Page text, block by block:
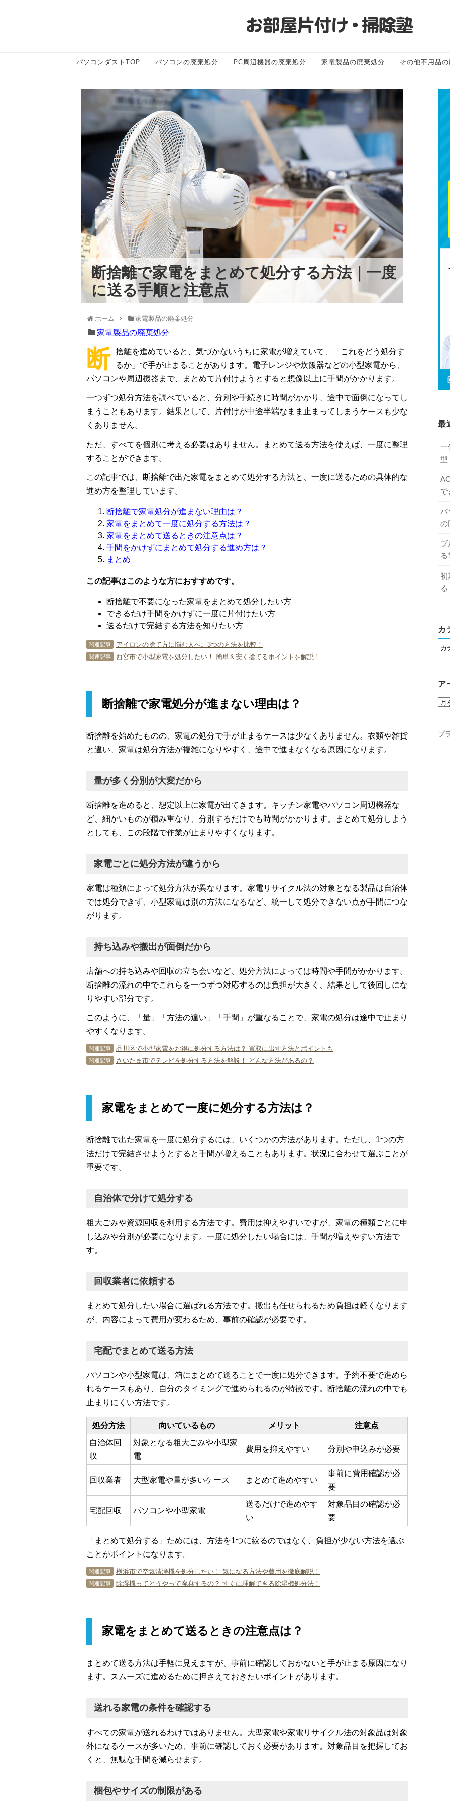
パソコンダストTOP パソコンの廃棄処分 PC周辺機器の廃棄処分 家電製品の廃棄処分 その他不用品
断捨離で家電をまとめて処分する方法｜一度
に送る手順と注意点
ホーム 家電製品の廃棄処分
家電製品の廃棄処分
断 捨離を進めていると、気づかないうちに家電が増えていて、「これをどう処分す
るか」で手が止まることがあります。電子レンジや炊飯器などの小型家電から、
パソコンや周辺機器まで、まとめて片付けようとすると想像以上に手間がかかります。
一つずつ処分方法を調べていると、分別や手続きに時間がかかり、途中で面倒になってし
まうこともあります。結果として、片付けが中途半端なまま止まってしまうケースも少な
くありません。
ただ、すべてを個別に考える必要はありません。まとめて送る方法を使えば、一度に整理
することができます。
この記事では、断捨離で出た家電をまとめて処分する方法と、一度に送るための具体的な
進め方を整理しています。
断捨離で家電処分が進まない理由は？
家電をまとめて一度に処分する方法は？
家電をまとめて送るときの注意点は？
手間をかけずにまとめて処分する進め方は？
まとめ
この記事はこのような方におすすめです。
断捨離で不要になった家電をまとめて処分したい方
できるだけ手間をかけずに一度に片付けたい方
送るだけで完結する方法を知りたい方
関連記事 アイロンの捨て方に悩む人へ。3つの方法を比較！
関連記事 西宮市で小型家電を処分したい！ 簡単＆安く捨てるポイントを解説！
断捨離で家電処分が進まない理由は？
断捨離を始めたものの、家電の処分で手が止まるケースは少なくありません。衣類や雑貨
と違い、家電は処分方法が複雑になりやすく、途中で進まなくなる原因になります。
量が多く分別が大変だから
断捨離を進めると、想定以上に家電が出てきます。キッチン家電やパソコン周辺機器な
ど、細かいものが積み重なり、分別するだけでも時間がかかります。まとめて処分しよう
としても、この段階で作業が止まりやすくなります。
家電ごとに処分方法が違うから
家電は種類によって処分方法が異なります。家電リサイクル法の対象となる製品は自治体
では処分できず、小型家電は別の方法になるなど、統一して処分できない点が手間につな
がります。
持ち込みや搬出が面倒だから
店舗への持ち込みや回収の立ち会いなど、処分方法によっては時間や手間がかかります。
断捨離の流れの中でこれらを一つずつ対応するのは負担が大きく、結果として後回しにな
りやすい部分です。
このように、「量」「方法の違い」「手間」が重なることで、家電の処分は途中で止まり
やすくなります。
関連記事 品川区で小型家電をお得に処分する方法は？ 買取に出す方法とポイントも
関連記事 さいたま市でテレビを処分する方法を解説！ どんな方法があるの？
家電をまとめて一度に処分する方法は？
断捨離で出た家電を一度に処分するには、いくつかの方法があります。ただし、1つの方
法だけで完結させようとすると手間が増えることもあります。状況に合わせて選ぶことが
重要です。
自治体で分けて処分する
粗大ごみや資源回収を利用する方法です。費用は抑えやすいですが、家電の種類ごとに申
し込みや分別が必要になります。一度に処分したい場合には、手間が増えやすい方法で
す。
回収業者に依頼する
まとめて処分したい場合に選ばれる方法です。搬出も任せられるため負担は軽くなります
が、内容によって費用が変わるため、事前の確認が必要です。
宅配でまとめて送る方法
パソコンや小型家電は、箱にまとめて送ることで一度に処分できます。予約不要で進めら
れるケースもあり、自分のタイミングで進められるのが特徴です。断捨離の流れの中でも
止まりにくい方法です。
処分方法 向いているもの メリット
注意点
自治体回
収
対象となる粗大ごみや小型家
電
費用を抑えやすい 分別や申込みが必要
回収業者 大型家電や量が多いケース まとめて進めやすい
事前に費用確認が必
要
宅配回収 パソコンや小型家電
送るだけで進めやす
い
対象品目の確認が必
要
「まとめて処分する」ためには、方法を1つに絞るのではなく、負担が少ない方法を選ぶ
ことがポイントになります。
関連記事 横浜市で空気清浄機を処分したい！ 気になる方法や費用を徹底解説！
関連記事 除湿機ってどうやって廃棄するの？ すぐに理解できる除湿機処分法！
家電をまとめて送るときの注意点は？
まとめて送る方法は手軽に見えますが、事前に確認しておかないと手が止まる原因になり
ます。スムーズに進めるために押さえておきたいポイントがあります。
送れる家電の条件を確認する
すべての家電が送れるわけではありません。大型家電や家電リサイクル法の対象品は対象
外になるケースが多いため、事前に確認しておく必要があります。対象品目を把握してお
くと、無駄な手間を減らせます。
梱包やサイズの制限がある
最
一
型
で
パ
の
ブ
初
カ
ア
プ